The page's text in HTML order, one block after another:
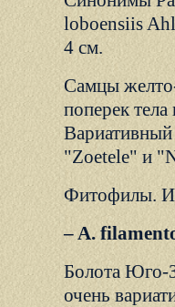
loboensiis
4 см.
Самцы
поперек
"Zoetele" и
Фитофилы.
– A.
Болота Юго-
очень